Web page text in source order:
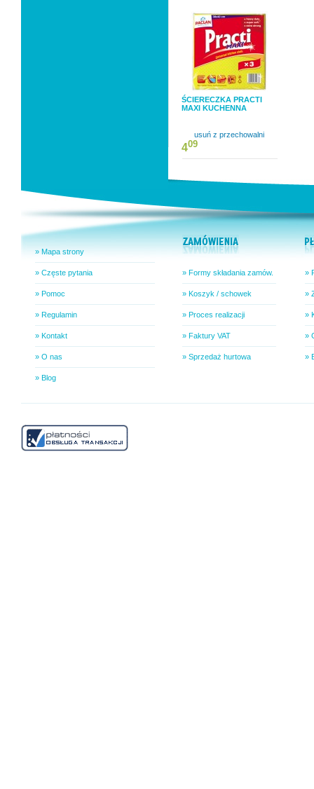
ŚCIERECZKA PRACTI
MAXI KUCHENNA
usuń z przechowalni
409
» Mapa strony
» Częste pytania
» Pomoc
» Regulamin
» Kontakt
» O nas
» Blog
» Formy składania zamów.
» Koszyk / schowek
» Proces realizacji
» Faktury VAT
» Sprzedaż hurtowa
»
»
»
»
»